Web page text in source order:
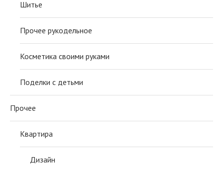
Шитье
Прочее рукодельное
Косметика своими руками
Поделки с детьми
Прочее
Квартира
Дизайн